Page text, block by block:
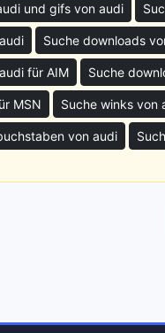
und gifs von audi
Suche downloads
für AIM Suche
MSN Suche winks von
von audi